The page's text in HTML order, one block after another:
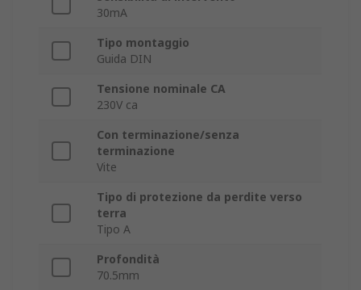
30mA
Tipo montaggio
Guida DIN
Tensione nominale CA
230V ca
Con terminazione/senza
terminazione
Vite
Tipo di protezione da perdite verso
terra
Tipo A
Profondità
70.5mm